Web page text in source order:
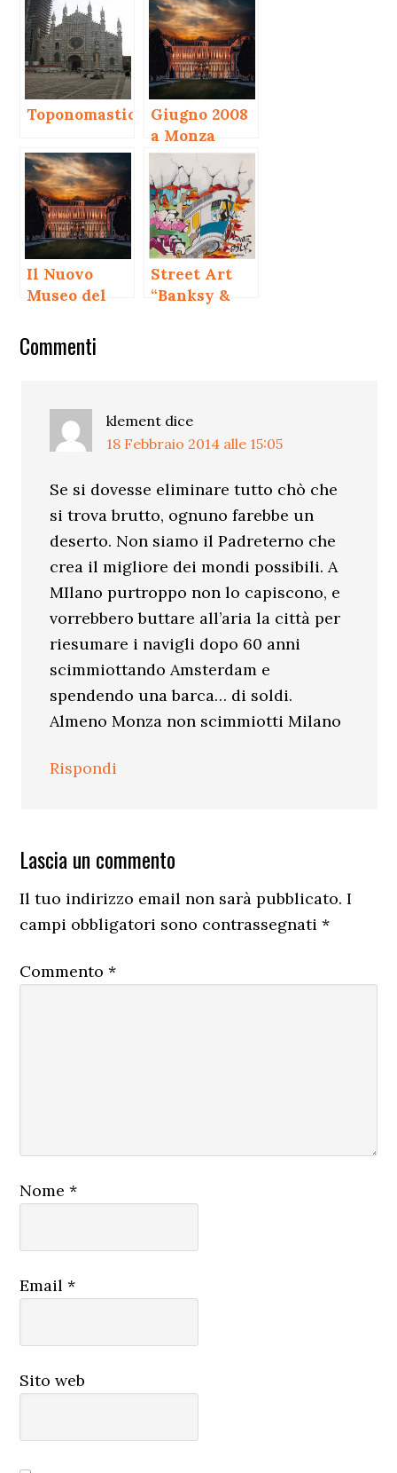
Toponomastica
Giugno 2008
a Monza
Il Nuovo
Museo del
Monza
Street Art
“Banksy &
Interazioni
lettore
Commenti
klement dice
18 Febbraio 2014 alle 15:05
Se si dovesse eliminare tutto chò che
si trova brutto, ognuno farebbe un
deserto. Non siamo il Padreterno che
crea il migliore dei mondi possibili. A
MIlano purtroppo non lo capiscono, e
vorrebbero buttare all’aria la città per
riesumare i navigli dopo 60 anni
scimmiottando Amsterdam e
spendendo una barca… di soldi.
Almeno Monza non scimmiotti Milano
Rispondi
Lascia un commento
Il tuo indirizzo email non sarà pubblicato. I
campi obbligatori sono contrassegnati*
Commento*
Nome*
Email*
Sito web